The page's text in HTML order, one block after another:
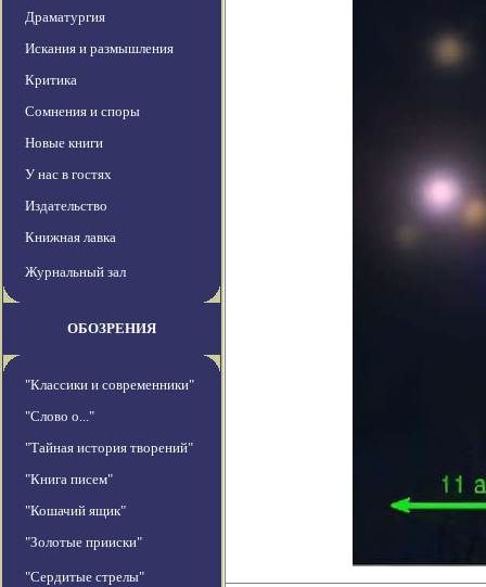
Драматургия
Искания и размышления
Критика
Сомнения и споры
Новые книги
У нас в гостях
Издательство
Книжная лавка
Журнальный зал
ОБОЗРЕНИЯ
"Классики и современники"
"Слово о..."
"Тайная история творений"
"Книга писем"
"Кошачий ящик"
"Золотые прииски"
"Сердитые стрелы"